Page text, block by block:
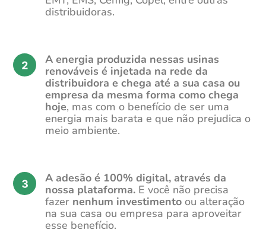
distribuidoras.
A energia produzida nessas usinas
renováveis é injetada na rede da
distribuidora e chega até a sua casa ou
empresa da mesma forma como chega
hoje, mas com o benefício de ser uma
energia mais barata e que não prejudica o
meio ambiente.
A adesão é 100% digital, através da
nossa plataforma. E você não precisa
fazer nenhum investimentoou alteração
na sua casa ou empresa para aproveitar
esse benefício.